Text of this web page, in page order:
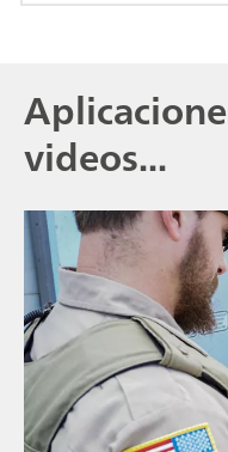
videos...